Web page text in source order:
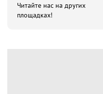
Читайте нас на других
площадках!